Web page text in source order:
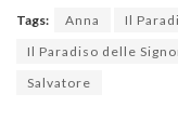
Tags: Anna
Il
Il Paradiso delle
Salvatore